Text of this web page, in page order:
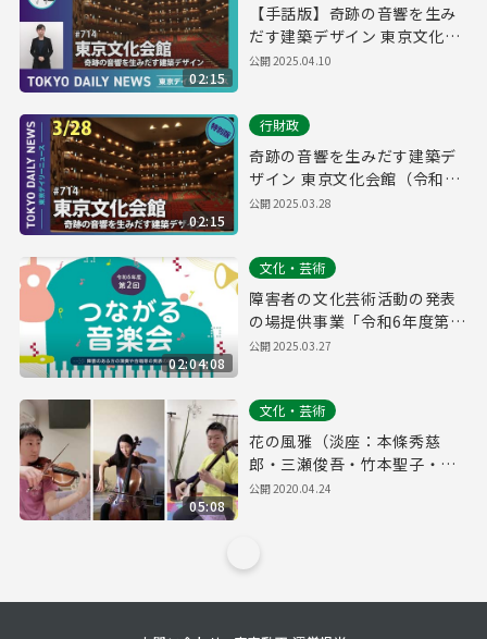
02:15
【手話版】奇跡の音響を生み
だす建築デザイン 東京文化会
館（令和7年3月28日 東京デイ
公開2025.04.10
02:15
行財政
奇跡の音響を生みだす建築デ
ザイン 東京文化会館（令和7
年3月28日 東京デイリーニュ
公開2025.03.28
02:04:08
文化・芸術
障害者の文化芸術活動の発表
の場提供事業「令和6年度第2
回つながる音楽会」
公開2025.03.27
05:08
文化・芸術
花の風雅（淡座：本條秀慈
郎・三瀬俊吾・竹本聖子・桑
原ゆう）
公開2020.04.24